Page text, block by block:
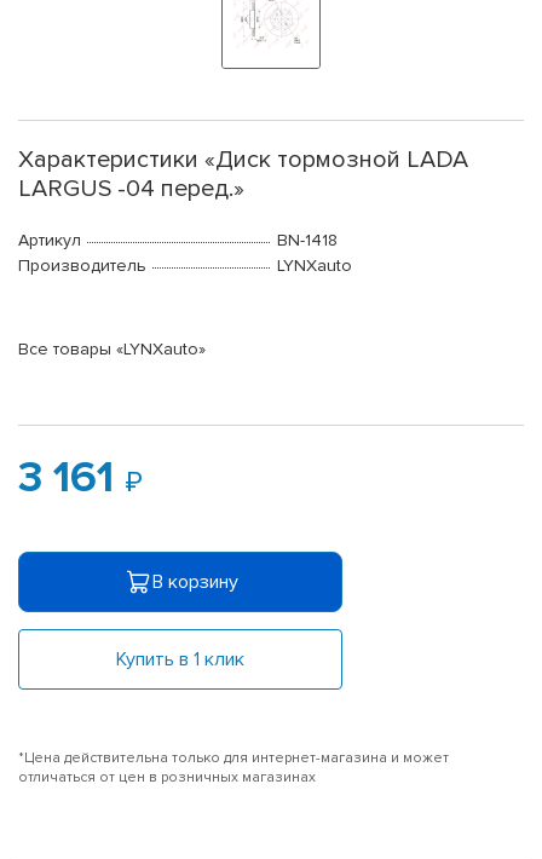
Характеристики «Диск тормозной LADA
LARGUS -04 перед.»
Артикул
BN-1418
Производитель
LYNXauto
Все товары «LYNXauto»
3 161
В корзину
Купить в 1 клик
*Цена действительна только для интернет-магазина и может
отличаться от цен в розничных магазинах